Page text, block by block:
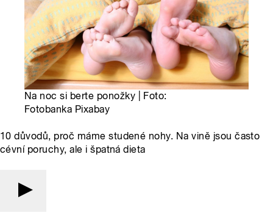
Na noc si berte ponožky | Foto:
Fotobanka Pixabay
10 důvodů, proč máme studené nohy. Na vině jsou často
cévní poruchy, ale i špatná dieta